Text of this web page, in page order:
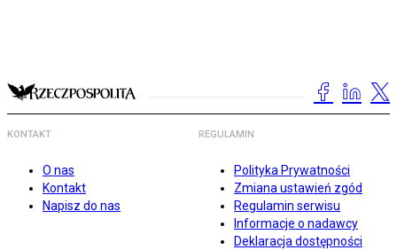
KONTAKT
O nas
Kontakt
Napisz do nas
REGULAMIN
Polityka Prywatności
Zmiana ustawień zgód
Regulamin serwisu
Informacje o nadawcy
Deklaracja dostępności